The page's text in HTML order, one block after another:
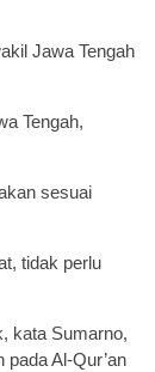
Jawa Tengah
Tengah,
sesuai
tidak perlu
kata Sumarno,
Al-Qur’an